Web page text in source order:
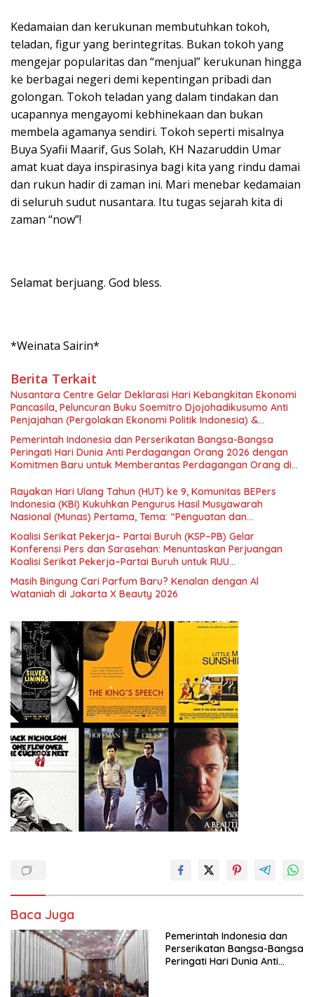
Kedamaian dan kerukunan membutuhkan tokoh,
teladan, figur yang berintegritas. Bukan tokoh yang
mengejar popularitas dan “menjual” kerukunan hingga
ke berbagai negeri demi kepentingan pribadi dan
golongan. Tokoh teladan yang dalam tindakan dan
ucapannya mengayomi kebhinekaan dan bukan
membela agamanya sendiri. Tokoh seperti misalnya
Buya Syafii Maarif, Gus Solah, KH Nazaruddin Umar
amat kuat daya inspirasinya bagi kita yang rindu damai
dan rukun hadir di zaman ini. Mari menebar kedamaian
di seluruh sudut nusantara. Itu tugas sejarah kita di
zaman “now”!
Selamat berjuang. God bless.
*Weinata Sairin*
Berita Terkait
Nusantara Centre Gelar Deklarasi Hari Kebangkitan Ekonomi
Pancasila, Peluncuran Buku Soemitro Djojohadikusumo Anti
Penjajahan (Pergolakan Ekonomi Politik Indonesia) &
Simposium Nasional “Urgensi Undang-Undang Perekonomian
Nasional dan Kesejahteraan Sosial dalam Menata Bangsa
Menuju Indonesia Emas 2045”,
Pemerintah Indonesia dan Perserikatan Bangsa-Bangsa
Peringati Hari Dunia Anti Perdagangan Orang 2026 dengan
Komitmen Baru untuk Memberantas Perdagangan Orang di
Rayakan Hari Ulang Tahun (HUT) ke 9, Komunitas BEPers
Indonesia (KBI) Kukuhkan Pengurus Hasil Musyawarah
Nasional (Munas) Pertama, Tema: “Penguatan dan
Pengembangan Organisasi KBI yang Berbasis Riset di seluruh
Indonesia dan Mancanegara”.
Koalisi Serikat Pekerja– Partai Buruh (KSP–PB) Gelar
Konferensi Pers dan Sarasehan: Menuntaskan Perjuangan
Koalisi Serikat Pekerja–Partai Buruh untuk RUU
Ketenagakerjaan Baru.
Masih Bingung Cari Parfum Baru? Kenalan dengan Al
Wataniah di Jakarta X Beauty 2026
Baca Juga
Pemerintah Indonesia dan
Perserikatan Bangsa-Bangsa
Peringati Hari Dunia Anti